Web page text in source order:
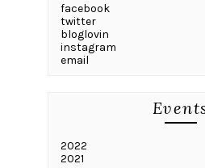
facebook
twitter
bloglovin
instagram
email
2022
2021